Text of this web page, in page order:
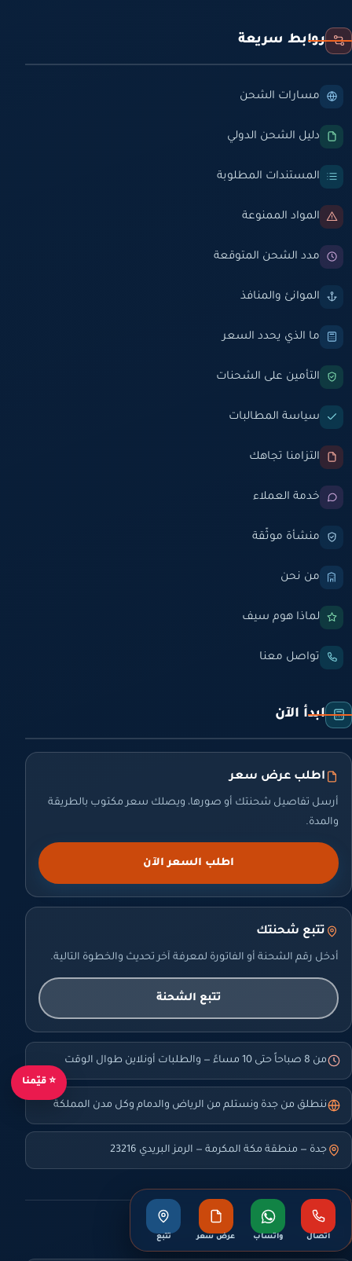
روابط سريعة
مسارات الشحن
دليل الشحن الدولي
المستندات المطلوبة
المواد الممنوعة
مدد الشحن المتوقعة
الموانئ والمنافذ
ما الذي يحدد السعر
التأمين على الشحنات
سياسة المطالبات
التزامنا تجاهك
خدمة العملاء
منشأة موثّقة
من نحن
لماذا هوم سيف
تواصل معنا
ابدأ الآن
اطلب عرض سعر
أرسل تفاصيل شحنتك أو صورها، ويصلك سعر مكتوب بالطريقة
والمدة.
اطلب السعر الآن
تتبع شحنتك
أدخل رقم الشحنة أو الفاتورة لمعرفة آخر تحديث والخطوة التالية.
تتبع الشحنة
من 8 صباحاً حتى 10 مساءً — والطلبات أونلاين طوال الوقت
ننطلق من جدة ونستلم من الرياض والدمام وكل مدن المملكة
جدة — منطقة مكة المكرمة — الرمز البريدي 23216
أدوات تعرّفك أساس التسعير
اتصال واتساب عرض سعر تتبع
⭐ قيّمنا